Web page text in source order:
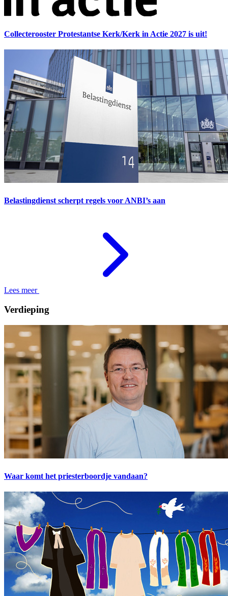
Collecterooster Protestantse Kerk/Kerk in Actie 2027 is uit!
Belastingdienst scherpt regels voor ANBI’s aan
Lees meer
Verdieping
Waar komt het priesterboordje vandaan?